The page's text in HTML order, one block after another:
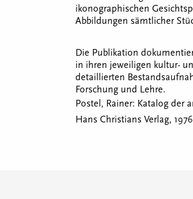
ikonographischen
Abbildungen sämtlicher
Die Publikation
in ihren jeweiligen kultur-
detaillierten
Forschung und Lehre.
Postel, Rainer: Katalog der
Hans Christians Verlag,